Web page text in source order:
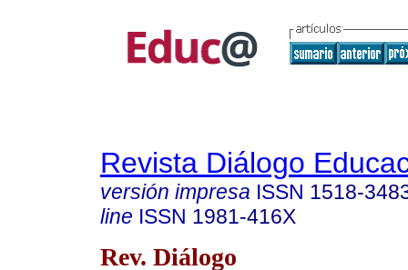
Revista Diálogo
versión impresa ISSN 1518-
line ISSN 1981-416X
Rev. Diálogo